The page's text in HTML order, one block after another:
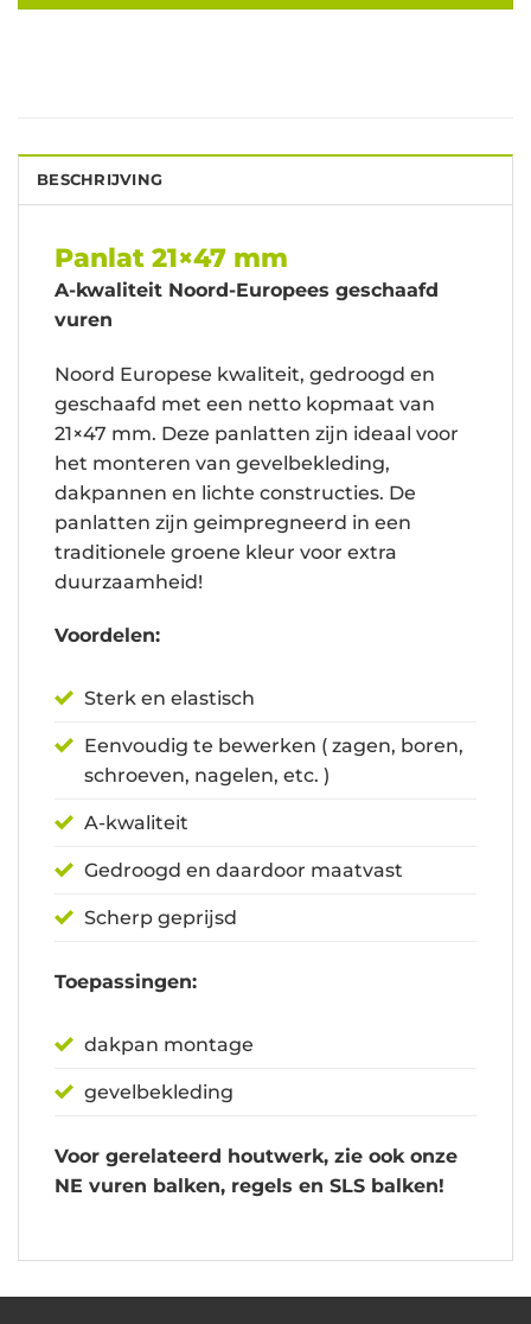
BESCHRIJVING
Panlat 21×47 mm
A-kwaliteit Noord-Europees geschaafd
vuren
Noord Europese kwaliteit, gedroogd en
geschaafd met een netto kopmaat van
21×47 mm. Deze panlatten zijn ideaal voor
het monteren van gevelbekleding,
dakpannen en lichte constructies. De
panlatten zijn geimpregneerd in een
traditionele groene kleur voor extra
duurzaamheid!
Voordelen:
Sterk en elastisch
Eenvoudig te bewerken ( zagen, boren,
schroeven, nagelen, etc. )
A-kwaliteit
Gedroogd en daardoor maatvast
Scherp geprijsd
Toepassingen:
dakpan montage
gevelbekleding
Voor gerelateerd houtwerk, zie ook onze
NE vuren balken, regels en SLS balken!